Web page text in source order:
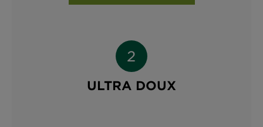
ULTRA DOUX